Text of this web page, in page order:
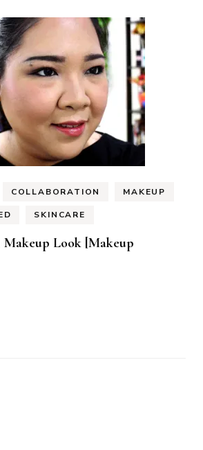
COLLABORATION MAKEUP
SKINCARE
Look [Makeup